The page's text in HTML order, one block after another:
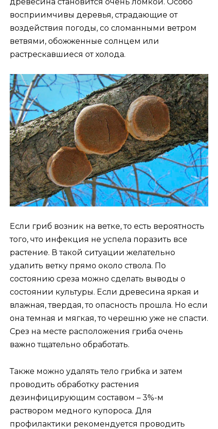
восприимчивы деревья, страдающие от
воздействия погоды, со сломанными ветром
ветвями, обожженные солнцем или
растрескавшиеся от холода.
Если гриб возник на ветке, то есть вероятность
того, что инфекция не успела поразить все
растение. В такой ситуации желательно
удалить ветку прямо около ствола. По
состоянию среза можно сделать выводы о
состоянии культуры. Если древесина яркая и
влажная, твердая, то опасность прошла. Но если
она темная и мягкая, то черешню уже не спасти.
Срез на месте расположения гриба очень
важно тщательно обработать.
Также можно удалять тело грибка и затем
проводить обработку растения
дезинфицирующим составом – 3%-м
раствором медного купороса. Для
профилактики рекомендуется проводить